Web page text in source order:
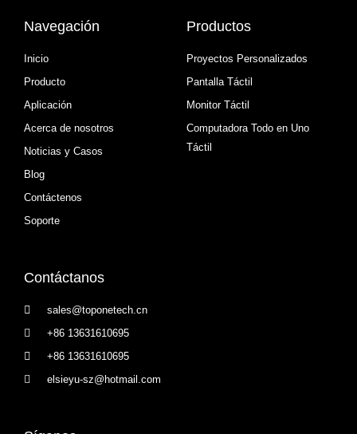
Navegación
Inicio
Producto
Aplicación
Acerca de nosotros
Noticias y Casos
Blog
Contáctenos
Soporte
Productos
Proyectos Personalizados
Pantalla Táctil
Monitor Táctil
Computadora Todo en Uno
Táctil
Contáctanos
sales@toponetech.cn
+86 13631610695
+86 13631610695
elsieyu-sz@hotmail.com